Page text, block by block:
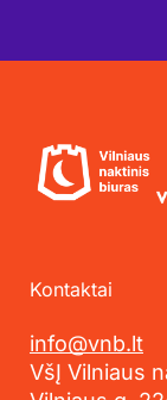
Kontaktai
info@vnb.lt
VšĮ Vilniaus